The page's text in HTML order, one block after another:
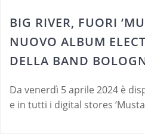
BIG RIVER, FUORI
NUOVO ALBUM
DELLA BAND
Da venerdì 5 aprile 2024 è
e in tutti i digital stores